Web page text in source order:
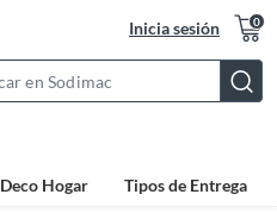
Inicia sesión 0
Bar
Deco Hogar Tipos de Entrega